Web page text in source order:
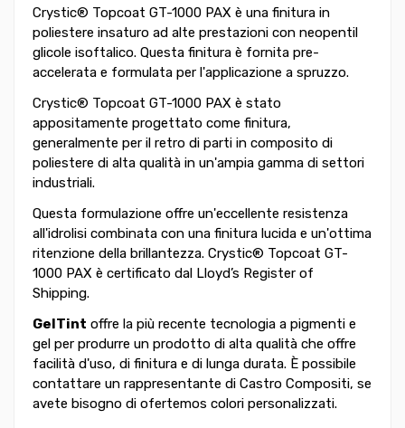
Crystic® Topcoat GT-1000 PAX è una finitura in
poliestere insaturo ad alte prestazioni con neopentil
glicole isoftalico. Questa finitura è fornita pre-
accelerata e formulata per l'applicazione a spruzzo.
Crystic® Topcoat GT-1000 PAX è stato
appositamente progettato come finitura,
generalmente per il retro di parti in composito di
poliestere di alta qualità in un'ampia gamma di settori
industriali.
Questa formulazione offre un'eccellente resistenza
all'idrolisi combinata con una finitura lucida e un'ottima
ritenzione della brillantezza. Crystic® Topcoat GT-
1000 PAX è certificato dal Lloyd’s Register of
Shipping.
GelTint offre la più recente tecnologia a pigmenti e
gel per produrre un prodotto di alta qualità che offre
facilità d'uso, di finitura e di lunga durata. È possibile
contattare un rappresentante di Castro Compositi, se
avete bisogno di ofertemos colori personalizzati.